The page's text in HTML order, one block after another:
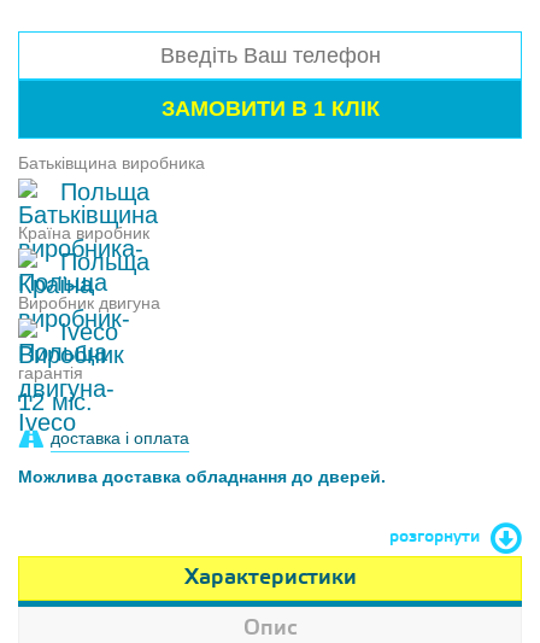
Батьківщина виробника
Польща
Країна виробник
Польща
Виробник двигуна
Iveco
гарантія
12 міс.
доставка і оплата
Можлива доставка обладнання до дверей.
розгорнути
Характеристики
Опис